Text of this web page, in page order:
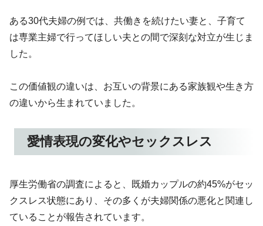
ある30代夫婦の例では、共働きを続けたい妻と、子育て
は専業主婦で行ってほしい夫との間で深刻な対立が生じま
した。
この価値観の違いは、お互いの背景にある家族観や生き方
の違いから生まれていました。
愛情表現の変化やセックスレス
厚生労働省の調査によると、既婚カップルの約45%がセッ
クスレス状態にあり、その多くが夫婦関係の悪化と関連し
ていることが報告されています。